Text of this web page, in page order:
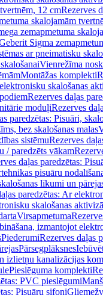
12 cmRezerves
skalojamām
zemapmetuma
Sigma
ar pneimatisku
Vienrežīma
Montāžas komplekti
skalošanas
Rezerves daļas
moduļiRezerves
paredzētas: Pisuāri,
bez skalošanas malas
sistēmuRezerves
/ paredzēts vākam
daļas paredzētas:
pisuāru
līkumi un
paredzētas: Ar
skalošanas
Virsapmetuma
izmantojot
PiederumiRezerves daļas
Pārsegplāksnes
izlietņu kanalizācijas
Pieslēguma komplekti
PVC pieslēgumi
Pisuāru sifoni